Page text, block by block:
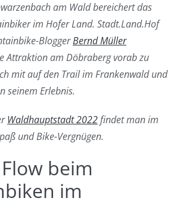
am Wald bereichert das
im Hofer Land. Stadt.Land.Hof
BloggerBernd Müller
Attraktion am Döbraberg vorab zu
mit auf den Trail im Frankenwald und
seinem Erlebnis.
Waldhauptstadt 2022findet man im
und Bike-Vergnügen.
beim
im